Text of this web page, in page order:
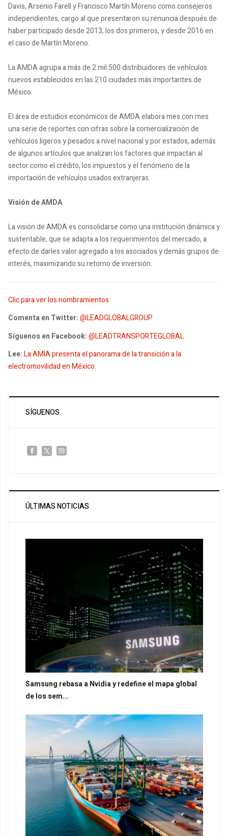
Davis, Arsenio Farell y Francisco Martín Moreno como consejeros
independientes, cargo al que presentaron su renuncia después de
haber participado desde 2013, los dos primeros, y desde 2016 en
el caso de Martín Moreno.
La AMDA agrupa a más de 2 mil 500 distribuidores de vehículos
nuevos establecidos en las 210 ciudades más importantes de
México.
El área de estudios económicos de AMDA elabora mes con mes
una serie de reportes con cifras sobre la comercialización de
vehículos ligeros y pesados a nivel nacional y por estados, además
de algunos artículos que analizan los factores que impactan al
sector como el crédito, los impuestos y el fenómeno de la
importación de vehículos usados extranjeras.
Visión de AMDA
La visión de AMDA es consolidarse como una institución dinámica y
sustentable, que se adapta a los requerimientos del mercado, a
efecto de darles valor agregado a los asociados y demás grupos de
interés, maximizando su retorno de inversión.
Clic para ver los nombramientos.
Comenta en Twitter:@LEADGLOBALGROUP
Síguenos en Facebook:@LEADTRANSPORTEGLOBAL
Lee:La AMIA presenta el panorama de la transición a la
electromovilidad en México.
SÍGUENOS
ÚLTIMAS NOTICIAS
Samsung rebasa a Nvidia y redefine el mapa global
de los sem...